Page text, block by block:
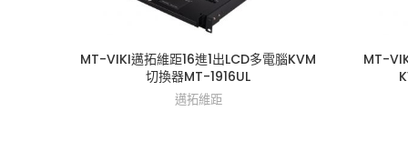
MT-VIKI邁拓維距16進1出LCD多電腦KVM
切換器MT-1916UL
邁拓維距
MT-